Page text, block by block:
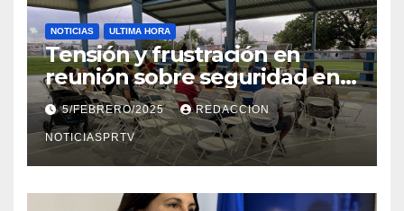
NOTICIAS ULTIMA HORA
Tensión y frustración en
reunión sobre seguridad en
Reparto Metropolitano
5/FEBRERO/2025 REDACCION
NOTICIASPRTV